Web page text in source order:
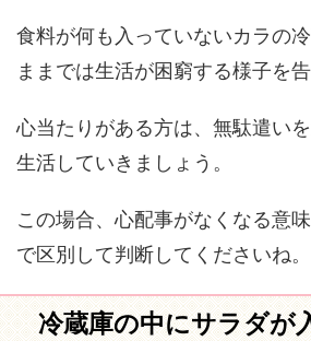
食料が何も入っていないカラの
ままでは生活が困窮する様子を告
心当たりがある方は、無駄遣い
生活していきましょう。
この場合、心配事がなくなる意
で区別して判断してくださいね。
冷蔵庫の中にサラダが